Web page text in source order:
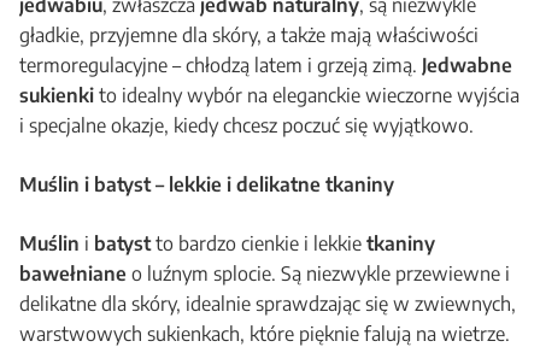
jedwabiu, zwłaszcza jedwab naturalny, są niezwykle
gładkie, przyjemne dla skóry, a także mają właściwości
termoregulacyjne – chłodzą latem i grzeją zimą. Jedwabne
sukienki to idealny wybór na eleganckie wieczorne wyjścia
i specjalne okazje, kiedy chcesz poczuć się wyjątkowo.
Muślin i batyst – lekkie i delikatne tkaniny
Muślin i batystto bardzo cienkie i lekkie tkaniny
bawełniane o luźnym splocie. Są niezwykle przewiewne i
delikatne dla skóry, idealnie sprawdzając się w zwiewnych,
warstwowych sukienkach, które pięknie falują na wietrze.